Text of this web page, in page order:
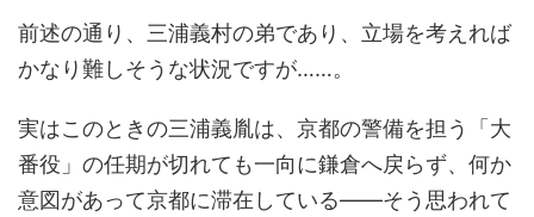
前述の通り、三浦義村の弟であり、立場を考えれば
かなり難しそうな状況ですが……。
実はこのときの三浦義胤は、京都の警備を担う「大
番役」の任期が切れても一向に鎌倉へ戻らず、何か
意図があって京都に滞在している――そう思われて